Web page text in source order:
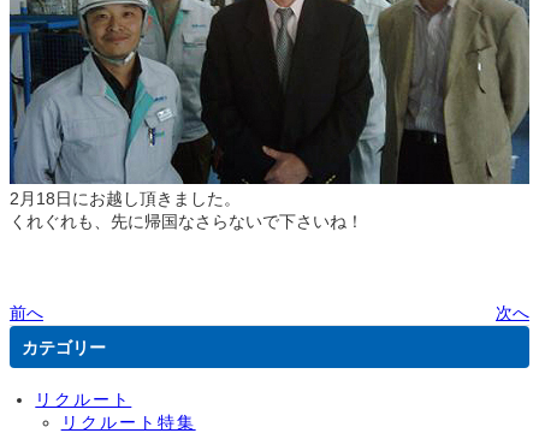
2月18日にお越し頂きました。
くれぐれも、先に帰国なさらないで下さいね！
前へ
次へ
カテゴリー
リクルート
リクルート特集